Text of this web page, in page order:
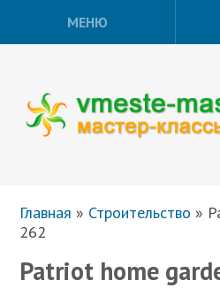
МЕНЮ
Главная » Строительство »
262
Patriot home